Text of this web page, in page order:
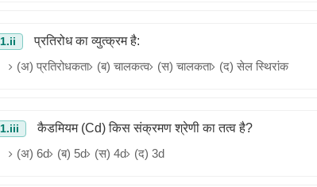
1.ii
प्रतिरोध का व्युत्क्रम है:
(अ) प्रतिरोधकता
(ब) चालकत्व (स) चालकता (द) सेल स्थिरांक
1.iii
कैडमियम (Cd) किस संक्रमण श्रेणी का तत्व है?
(अ) 6d
(ब) 5d (स) 4d (द) 3d